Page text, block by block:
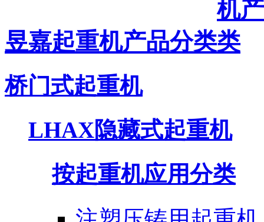
昱嘉起重机产品分类
桥门式起重机
LHAX隐藏式起重机
按起重机应用分类